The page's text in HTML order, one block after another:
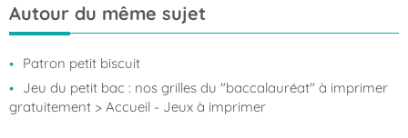
très
facilement
Autour du même sujet
Patron petit biscuit
Jeu du petit bac : nos grilles du "baccalauréat" à imprimer
gratuitement > Accueil - Jeux à imprimer